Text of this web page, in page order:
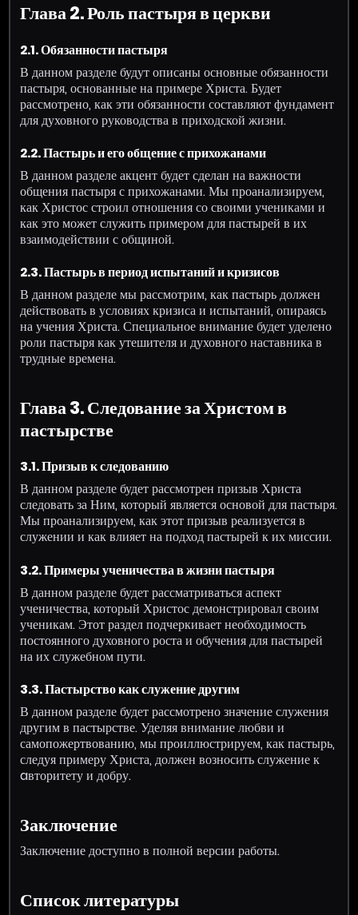
Глава 2. Роль пастыря в церкви
2.1. Обязанности пастыря
В данном разделе будут описаны основные обязанности
пастыря, основанные на примере Христа. Будет
рассмотрено, как эти обязанности составляют фундамент
для духовного руководства в приходской жизни.
2.2. Пастырь и его общение с прихожанами
В данном разделе акцент будет сделан на важности
общения пастыря с прихожанами. Мы проанализируем,
как Христос строил отношения со своими учениками и
как это может служить примером для пастырей в их
взаимодействии с общиной.
2.3. Пастырь в период испытаний и кризисов
В данном разделе мы рассмотрим, как пастырь должен
действовать в условиях кризиса и испытаний, опираясь
на учения Христа. Специальное внимание будет уделено
роли пастыря как утешителя и духовного наставника в
трудные времена.
Глава 3. Следование за Христом в
пастырстве
3.1. Призыв к следованию
В данном разделе будет рассмотрен призыв Христа
следовать за Ним, который является основой для пастыря.
Мы проанализируем, как этот призыв реализуется в
служении и как влияет на подход пастырей к их миссии.
3.2. Примеры ученичества в жизни пастыря
В данном разделе будет рассматриваться аспект
ученичества, который Христос демонстрировал своим
ученикам. Этот раздел подчеркивает необходимость
постоянного духовного роста и обучения для пастырей
на их служебном пути.
3.3. Пастырство как служение другим
В данном разделе будет рассмотрено значение служения
другим в пастырстве. Уделяя внимание любви и
самопожертвованию, мы проиллюстрируем, как пастырь,
следуя примеру Христа, должен возносить служение к
aвторитету и добру.
Заключение
Заключение доступно в полной версии работы.
Список литературы